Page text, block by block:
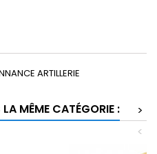
ARTILLERIE
MÊME CATÉGORIE :
>
<